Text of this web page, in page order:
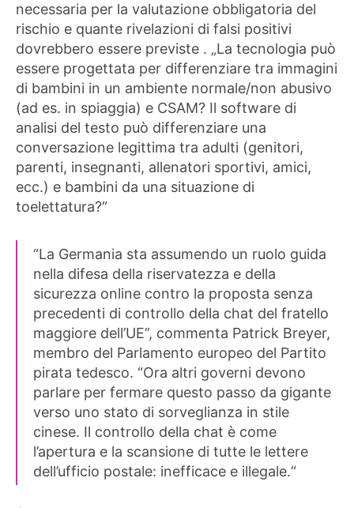
necessaria per la valutazione obbligatoria del
rischio e quante rivelazioni di falsi positivi
dovrebbero essere previste . „La tecnologia può
essere progettata per differenziare tra immagini
di bambini in un ambiente normale/non abusivo
(ad es. in spiaggia) e CSAM? Il software di
analisi del testo può differenziare una
conversazione legittima tra adulti (genitori,
parenti, insegnanti, allenatori sportivi, amici,
ecc.) e bambini da una situazione di
toelettatura?“
“La Germania sta assumendo un ruolo guida
nella difesa della riservatezza e della
sicurezza online contro la proposta senza
precedenti di controllo della chat del fratello
maggiore dell’UE”, commenta Patrick Breyer,
membro del Parlamento europeo del Partito
pirata tedesco. “Ora altri governi devono
parlare per fermare questo passo da gigante
verso uno stato di sorveglianza in stile
cinese. Il controllo della chat è come
l’apertura e la scansione di tutte le lettere
dell’ufficio postale: inefficace e illegale.“